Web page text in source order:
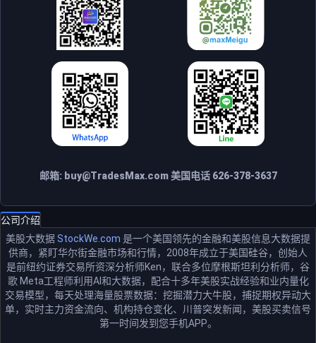
邮箱: buy@TradesMax.com美国电话 626-378-3637
公司介绍
美股大数据StockWe.com 是一个美国领先的金融和美股信息大数据提
供商，紧盯华尔街金融市场和行情，2008年成立于美国硅谷，创始人
是前纽约证券交易所资深分析师Ken，联合多位摩根斯坦利分析师，谷
歌 Meta工程师利用AI和大数据，配合十多年美股实战经验和业内量化
交易模型，每天处理海量股票数据：挖掘潜力大牛股，捕捉期权异动大
单，实时主力资金流向、机构持仓变化、川普突发新闻，美股买卖信号
第一时间发到您手机APP。